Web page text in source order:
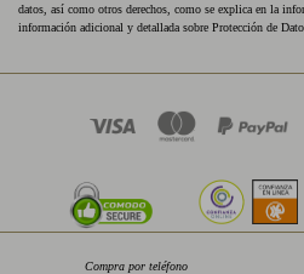
datos, así como otros derechos, como se explica en la
información adicional y detallada sobre Protección de
Compra por teléfono